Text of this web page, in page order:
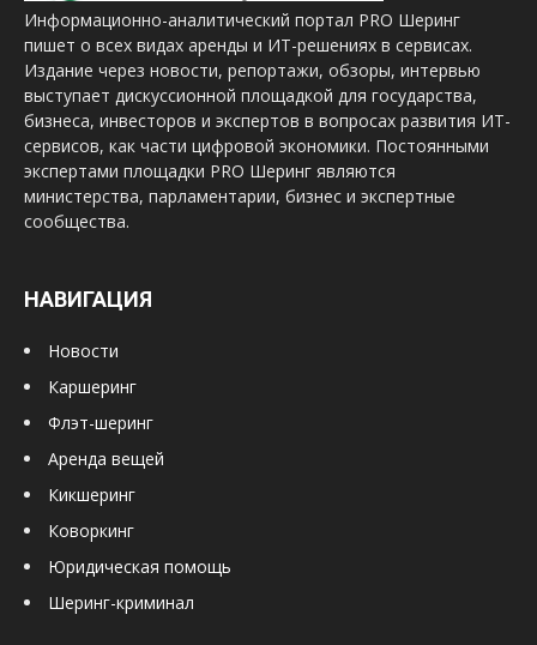
Информационно-аналитический портал PRO Шеринг
пишет о всех видах аренды и ИТ-решениях в сервисах.
Издание через новости, репортажи, обзоры, интервью
выступает дискуссионной площадкой для государства,
бизнеса, инвесторов и экспертов в вопросах развития ИТ-
сервисов, как части цифровой экономики. Постоянными
экспертами площадки PRO Шеринг являются
министерства, парламентарии, бизнес и экспертные
сообщества.
НАВИГАЦИЯ
Новости
Каршеринг
Флэт-шеринг
Аренда вещей
Кикшеринг
Коворкинг
Юридическая помощь
Шеринг-криминал